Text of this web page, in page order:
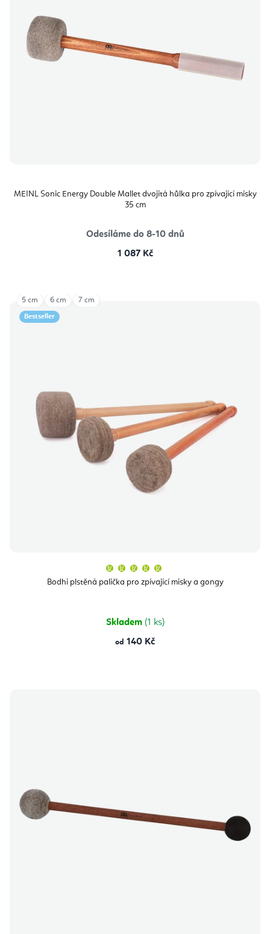
MEINL Sonic Energy Double Mallet dvojitá hůlka pro zpívající misky
35 cm
Odesíláme do 8-10 dnů
1 087 Kč
Bestseller
Bodhi plstěná palička pro zpívající misky a gongy
produktu
je
Skladem (1 ks)
od 140 Kč
5 cm 6 cm 7 cm